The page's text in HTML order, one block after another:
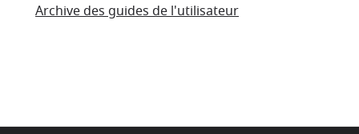
Archive des guides de l'utilisateur